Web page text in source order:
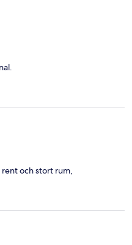
och stort rum,